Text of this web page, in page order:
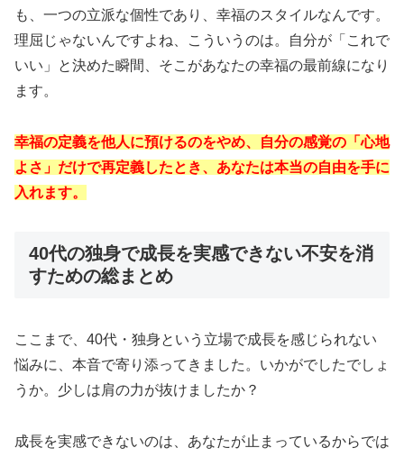
も、一つの立派な個性であり、幸福のスタイルなんです。
理屈じゃないんですよね、こういうのは。自分が「これで
いい」と決めた瞬間、そこがあなたの幸福の最前線になり
ます。
幸福の定義を他人に預けるのをやめ、自分の感覚の「心地
よさ」だけで再定義したとき、あなたは本当の自由を手に
入れます。
40代の独身で成長を実感できない不安を消
すための総まとめ
ここまで、40代・独身という立場で成長を感じられない
悩みに、本音で寄り添ってきました。いかがでしたでしょ
うか。少しは肩の力が抜けましたか？
成長を実感できないのは、あなたが止まっているからでは